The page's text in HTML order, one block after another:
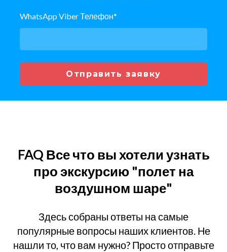
WhatsApp Viber Телефон*
Отправить заявку
FAQ Все что вы хотели узнать
про экскурсию "полет на
воздушном шаре"
Здесь собраны ответы на самые
популярные вопросы наших клиентов. Не
нашли то, что вам нужно? Просто отправьте